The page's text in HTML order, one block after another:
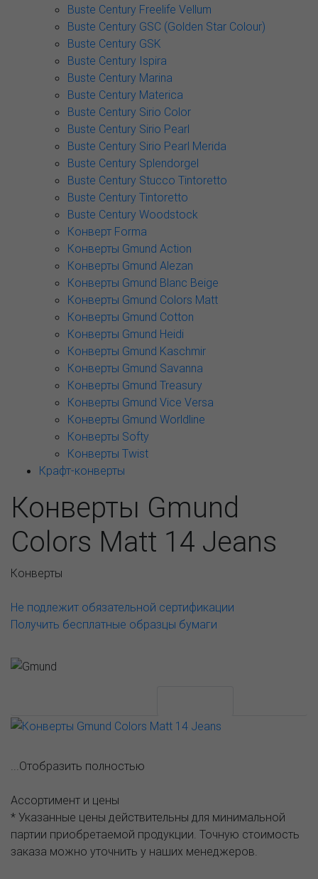
Buste Century Freelife Vellum
Buste Century GSC (Golden Star Colour)
Buste Century GSK
Buste Century Ispira
Buste Century Marina
Buste Century Materica
Buste Century Sirio Color
Buste Century Sirio Pearl
Buste Century Sirio Pearl Merida
Buste Century Splendorgel
Buste Century Stucco Tintoretto
Buste Century Tintoretto
Buste Century Woodstock
Конверт Forma
Конверты Gmund Action
Конверты Gmund Alezan
Конверты Gmund Blanc Beige
Конверты Gmund Colors Matt
Конверты Gmund Cotton
Конверты Gmund Heidi
Конверты Gmund Kaschmir
Конверты Gmund Savanna
Конверты Gmund Treasury
Конверты Gmund Vice Versa
Конверты Gmund Worldline
Конверты Softy
Конверты Twist
Крафт-конверты
Конверты Gmund
Colors Matt 14 Jeans
Конверты
Не подлежит обязательной сертификации
Получить бесплатные образцы бумаги
...Отобразить полностью
Ассортимент и цены
* Указанные цены действительны для минимальной
партии приобретаемой продукции. Точную стоимость
заказа можно уточнить у наших менеджеров.